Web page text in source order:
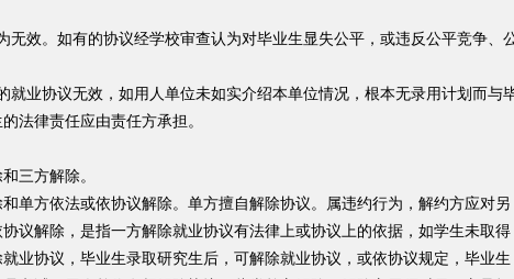
效。如有的协议经学校审查认为对毕业生显失公平，或违反公平竞争、
业协议无效，如用人单位未如实介绍本单位情况，根本无录用计划而与
法律责任应由责任方承担。
三方解除。
方依法或依协议解除。单方擅自解除协议。属违约行为，解约方应对另
议解除，是指一方解除就业协议有法律上或协议上的依据，如学生未取得
业协议，毕业生录取研究生后，可解除就业协议，或依协议规定，毕业生